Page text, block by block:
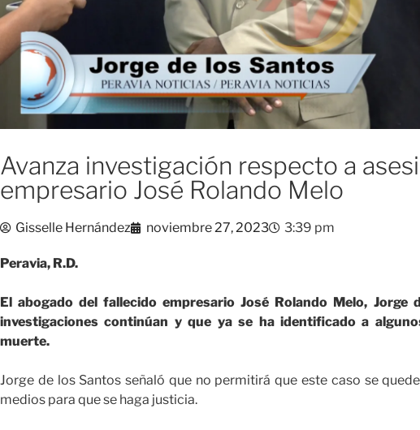
Avanza investigación respecto a
empresario José Rolando Melo
Gisselle Hernández noviembre 27, 2023 3:39 pm
Peravia, R.D.
El abogado del fallecido empresario José Rolando Melo, Jorge
investigaciones continúan y que ya se ha identificado a
muerte.
Jorge de los Santos señaló que no permitirá que este caso se
medios para que se haga justicia.